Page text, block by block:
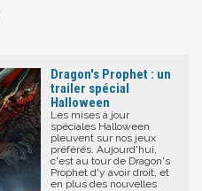
Dragon's Prophet : un
trailer spécial
Halloween
Les mises à jour
spéciales Halloween
pleuvent sur nos jeux
préférés. Aujourd'hui,
c'est au tour de Dragon's
Prophet d'y avoir droit, et
en plus des nouvelles